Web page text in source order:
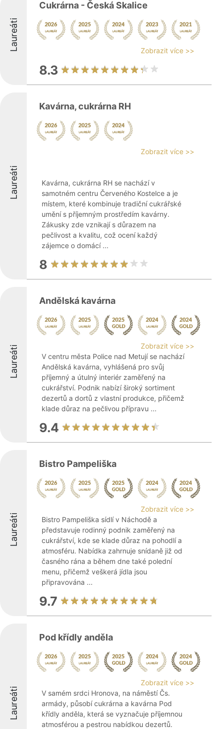
Laureáti
Cukrárna - Česká Skalice
Zobrazit více >>
8.3
Laureáti
Kavárna, cukrárna RH
Zobrazit více >>
Kavárna, cukrárna RH se nachází v
samotném centru Červeného Kostelce a je
místem, které kombinuje tradiční cukrářské
umění s příjemným prostředím kavárny.
Zákusky zde vznikají s důrazem na
pečlivost a kvalitu, což ocení každý
zájemce o domácí ...
8
Laureáti
Andělská kavárna
Zobrazit více >>
V centru města Police nad Metují se nachází
Andělská kavárna, vyhlášená pro svůj
příjemný a útulný interiér zaměřený na
cukrářství. Podnik nabízí široký sortiment
dezertů a dortů z vlastní produkce, přičemž
klade důraz na pečlivou přípravu ...
9.4
Laureáti
Bistro Pampeliška
Zobrazit více >>
Bistro Pampeliška sídlí v Náchodě a
představuje rodinný podnik zaměřený na
cukrářství, kde se klade důraz na pohodlí a
atmosféru. Nabídka zahrnuje snídaně již od
časného rána a během dne také polední
menu, přičemž veškerá jídla jsou
připravována ...
9.7
Laureáti
Pod křídly anděla
Zobrazit více >>
V samém srdci Hronova, na náměstí Čs.
armády, působí cukrárna a kavárna Pod
křídly anděla, která se vyznačuje příjemnou
atmosférou a pestrou nabídkou dezertů.